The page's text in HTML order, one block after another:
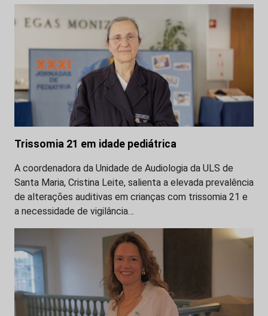
Trissomia 21 em idade pediátrica
A coordenadora da Unidade de Audiologia da ULS de
Santa Maria, Cristina Leite, salienta a elevada prevalência
de alterações auditivas em crianças com trissomia 21 e
a necessidade de vigilância…